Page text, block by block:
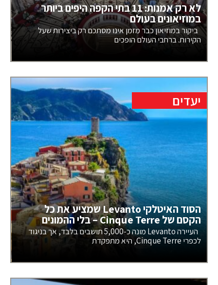
לא רק אמנות: 11 בתי הקפה היפים ביותר
במוזיאונים בעולם
ביקור במוזיאון כבר מזמן אינו מסתכם רק ביצירות שעל
הקירות. ברחבי העולם הופכים
יעדים
הסוד האיטלקי Levanto שמציע את כל
הקסם של Cinque Terre – בלי ההמונים
העיירה Levanto מונה כ-5,000 תושבים בלבד, אך בניגוד
לכפרי Cinque Terre, היא מתפקדת